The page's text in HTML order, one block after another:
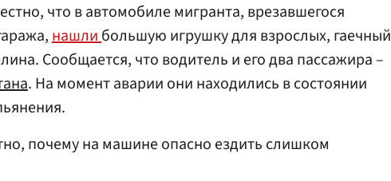
что в автомобиле мигранта, врезавшегося
нашлибольшую игрушку для взрослых, гаечный
Сообщается, что водитель и его два пассажира –
. На момент аварии они находились в состоянии
почему на машине опасно ездить слишком